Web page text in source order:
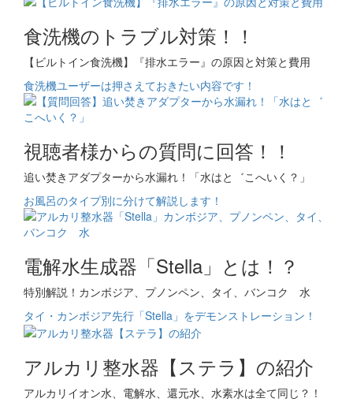
食洗機のトラブル対策！！
【ビルトイン食洗機】『排水エラー』の原因と対策と費用
食洗機ユーザーは押さえておきたい内容です！
視聴者様からの質問に回答！！
追い焚きアダプターから水漏れ！「水はと゛こへいく？」
お風呂のタイプ別に分けて解説します！
電解水生成器「Stella」とは！？
特別解説！カンボジア、プノンペン、タイ、バンコク 水
タイ・カンボジア先行「Stella」をデモンストレーション！
アルカリ整水器【ステラ】の紹介
アルカリイオン水、電解水、還元水、水素水は全て同じ？！